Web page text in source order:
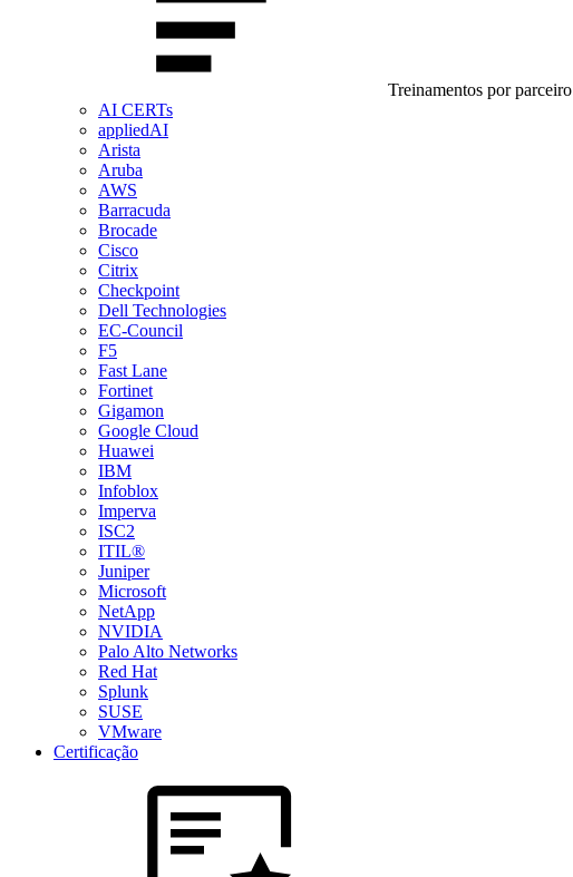
Treinamentos por parceiro
AI CERTs
appliedAI
Arista
Aruba
AWS
Barracuda
Brocade
Cisco
Citrix
Checkpoint
Dell Technologies
EC-Council
F5
Fast Lane
Fortinet
Gigamon
Google Cloud
Huawei
IBM
Infoblox
Imperva
ISC2
ITIL®
Juniper
Microsoft
NetApp
NVIDIA
Palo Alto Networks
Red Hat
Splunk
SUSE
VMware
Certificação